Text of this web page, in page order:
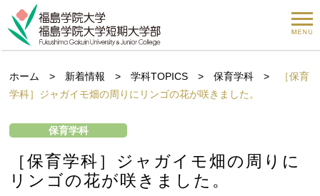
ホーム > 新着情報 >学科TOPICS >保育学科 >
［保育
学科］ジャガイモ畑の周りにリンゴの花が咲きました。
保育学科
［保育学科］ジャガイモ畑の周りに
リンゴの花が咲きました。